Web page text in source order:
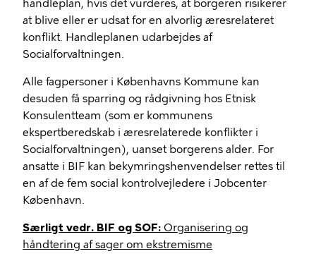
handleplan, hvis det vurderes, at borgeren risikerer
at blive eller er udsat for en alvorlig æresrelateret
konflikt. Handleplanen udarbejdes af
Socialforvaltningen.
Alle fagpersoner i Københavns Kommune kan
desuden få sparring og rådgivning hos Etnisk
Konsulentteam (som er kommunens
ekspertberedskab i æresrelaterede konflikter i
Socialforvaltningen), uanset borgerens alder. For
ansatte i BIF kan bekymringshenvendelser rettes til
en af de fem social kontrolvejledere i Jobcenter
København.
Særligt vedr. BIF og SOF: Organisering og
håndtering af sager om ekstremisme